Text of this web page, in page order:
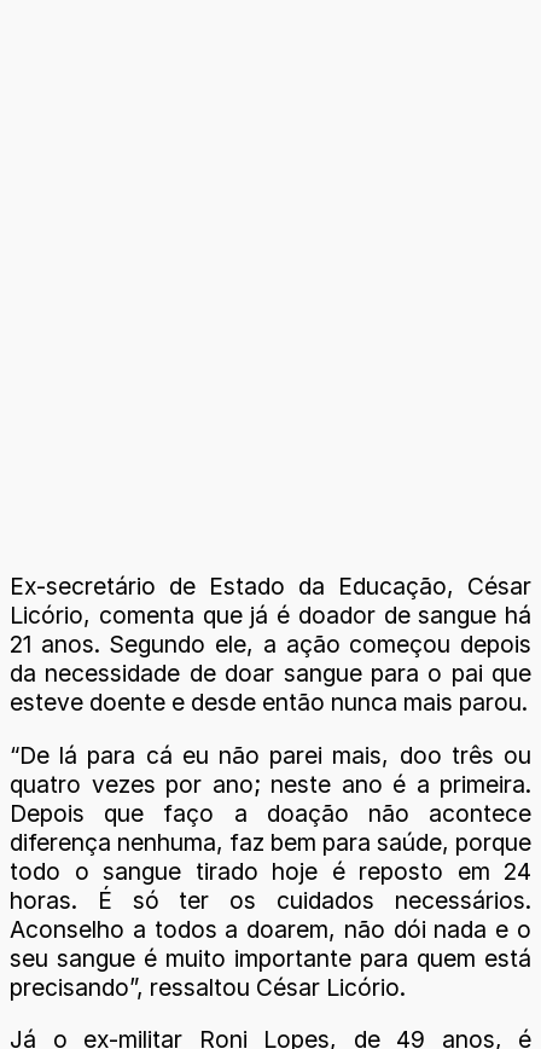
Ex-secretário de Estado da Educação, César
Licório, comenta que já é doador de sangue há
21 anos. Segundo ele, a ação começou depois
da necessidade de doar sangue para o pai que
esteve doente e desde então nunca mais parou.
“De lá para cá eu não parei mais, doo três ou
quatro vezes por ano; neste ano é a primeira.
Depois que faço a doação não acontece
diferença nenhuma, faz bem para saúde, porque
todo o sangue tirado hoje é reposto em 24
horas. É só ter os cuidados necessários.
Aconselho a todos a doarem, não dói nada e o
seu sangue é muito importante para quem está
precisando”, ressaltou César Licório.
Já o ex-militar Roni Lopes, de 49 anos, é